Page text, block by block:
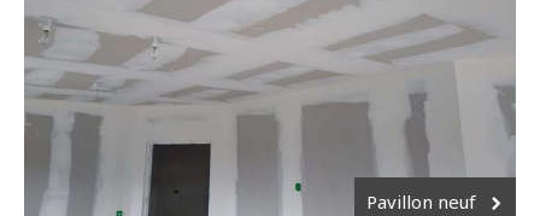
Pavillon neuf